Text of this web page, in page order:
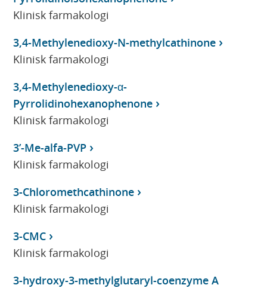
Klinisk farmakologi
3,4-Methylenedioxy-N-methylcathinone
Klinisk farmakologi
3,4-Methylenedioxy-α-
Pyrrolidinohexanophenone
Klinisk farmakologi
3’-Me-alfa-PVP
Klinisk farmakologi
3-Chloromethcathinone
Klinisk farmakologi
3-CMC
Klinisk farmakologi
3-hydroxy-3-methylglutaryl-coenzyme A